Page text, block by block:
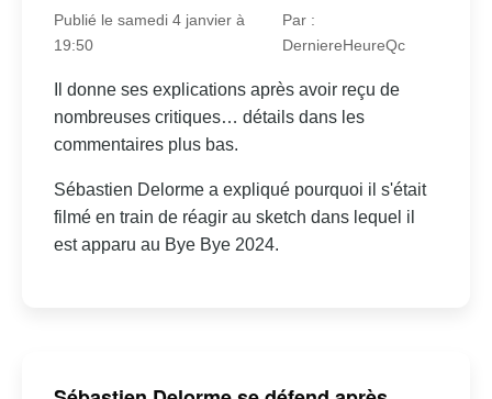
Publié le samedi 4 janvier à
19:50
Par :
DerniereHeureQc
Il donne ses explications après avoir reçu de
nombreuses critiques… détails dans les
commentaires plus bas.
Sébastien Delorme a expliqué pourquoi il s'était
filmé en train de réagir au sketch dans lequel il
est apparu au Bye Bye 2024.